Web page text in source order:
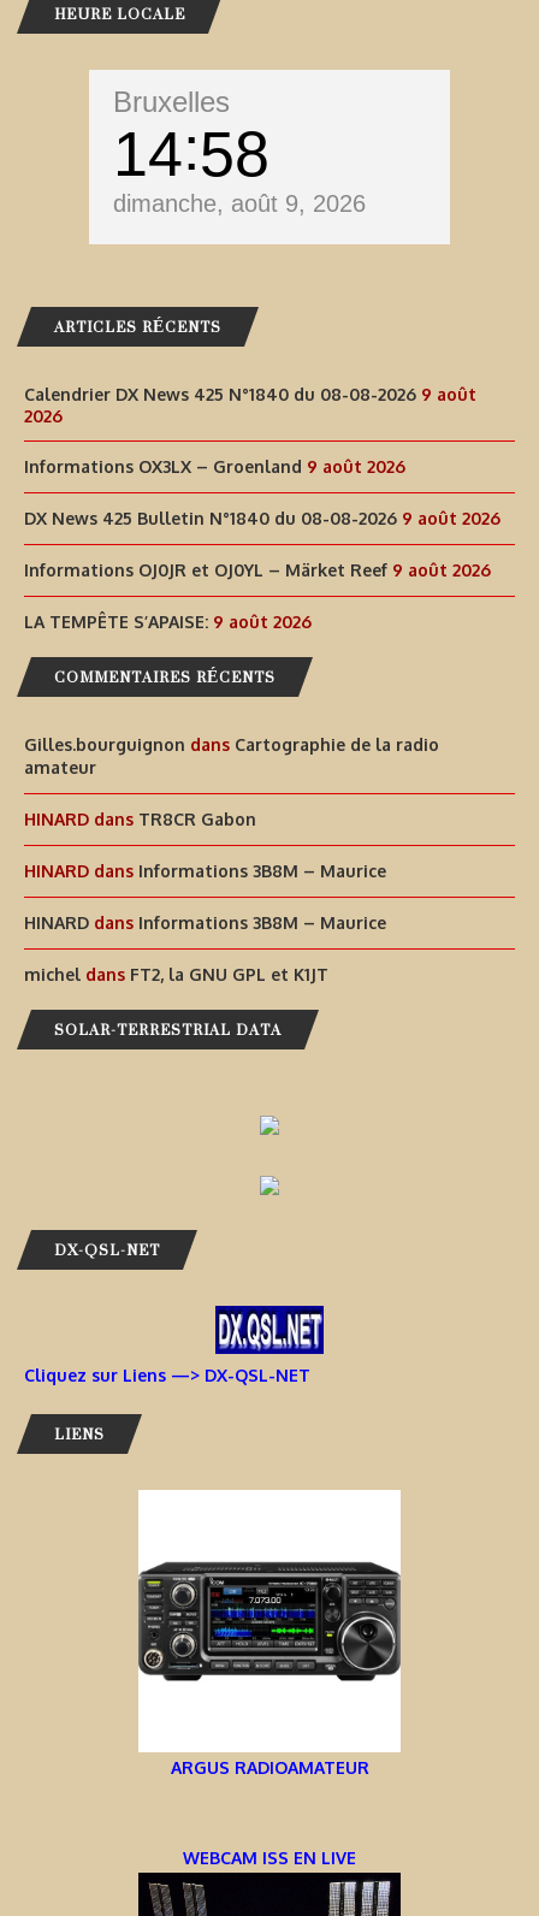
HEURE LOCALE
Bruxelles
14 58
dimanche, août 9, 2026
ARTICLES RÉCENTS
Calendrier DX News 425 N°1840 du 08-08-2026 9 août
2026
Informations OX3LX – Groenland 9 août 2026
DX News 425 Bulletin N°1840 du 08-08-2026 9 août 2026
Informations OJ0JR et OJ0YL – Märket Reef 9 août 2026
LA TEMPÊTE S’APAISE: 9 août 2026
COMMENTAIRES RÉCENTS
Gilles.bourguignon dans Cartographie de la radio
amateur
HINARD dans TR8CR Gabon
HINARD dans Informations 3B8M – Maurice
HINARD dans Informations 3B8M – Maurice
michel dans FT2, la GNU GPL et K1JT
SOLAR-TERRESTRIAL DATA
DX-QSL-NET
Cliquez sur Liens —> DX-QSL-NET
LIENS
ARGUS RADIOAMATEUR
WEBCAM ISS EN LIVE